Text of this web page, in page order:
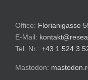
Office: Florianigasse
E-Mail:
Tel. Nr.: +43 1 524 3
Mastodon: